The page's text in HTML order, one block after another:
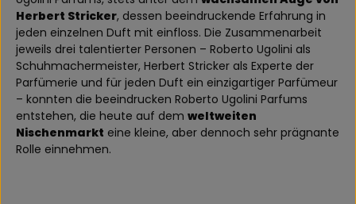
Herbert Stricker, dessen beeindruckende Erfahrung in
jeden einzelnen Duft mit einfloss. Die Zusammenarbeit
jeweils drei talentierter Personen – Roberto Ugolini als
Schuhmachermeister, Herbert Stricker als Experte der
Parfümerie und für jeden Duft ein einzigartiger Parfümeur
– konnten die beeindrucken Roberto Ugolini Parfums
entstehen, die heute auf dem weltweiten
Nischenmarkt eine kleine, aber dennoch sehr prägnante
Rolle einnehmen.